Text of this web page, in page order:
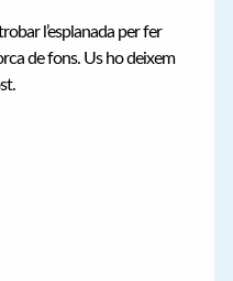
l’esplanada per fer
de fons. Us ho deixem